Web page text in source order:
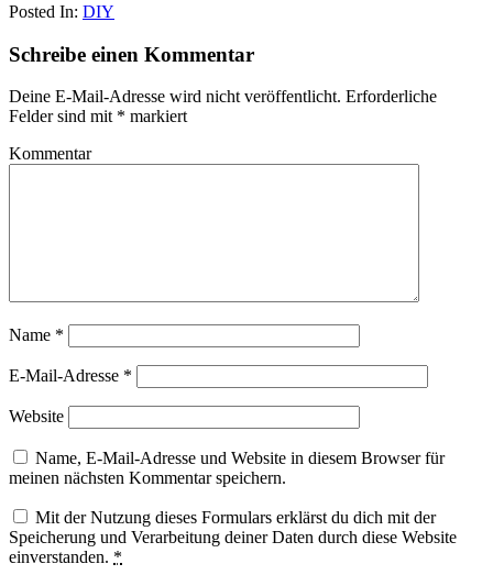
Posted In: DIY
Schreibe einen Kommentar
Deine E-Mail-Adresse wird nicht veröffentlicht. Erforderliche
Felder sind mit * markiert
Kommentar
Name *
E-Mail-Adresse *
Website
Name, E-Mail-Adresse und Website in diesem Browser für
meinen nächsten Kommentar speichern.
Mit der Nutzung dieses Formulars erklärst du dich mit der
Speicherung und Verarbeitung deiner Daten durch diese Website
einverstanden. *